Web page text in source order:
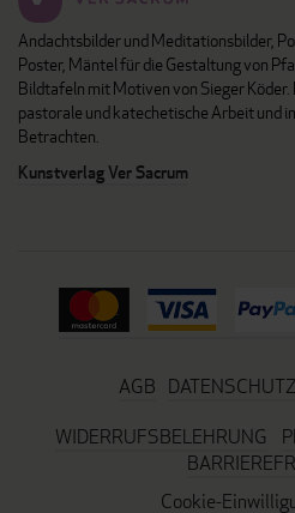
Andachtsbilder und Meditationsbilder,
Poster, Mäntel für die Gestaltung von
Bildtafeln mit Motiven von Sieger Köder.
pastorale und katechetische Arbeit und
Betrachten.
Kunstverlag Ver Sacrum
AGB DATENSCHUTZ
WIDERRUFSBELEHRUNG
Cookie-